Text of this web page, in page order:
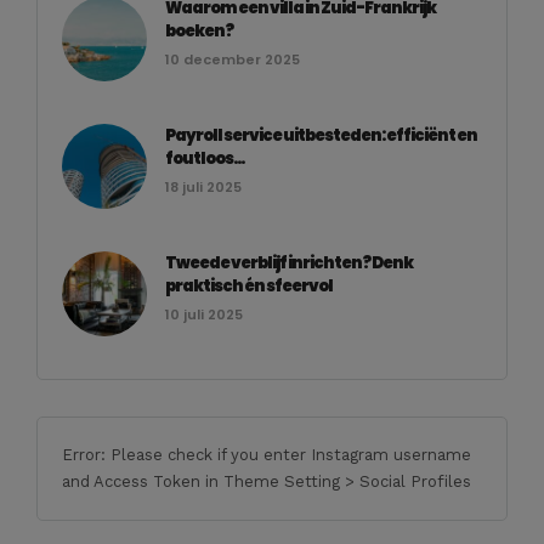
Waarom een villa in Zuid-Frankrijk
boeken?
10 december 2025
Payroll service uitbesteden: efficiënt en
foutloos...
18 juli 2025
Tweede verblijf inrichten? Denk
praktisch én sfeervol
10 juli 2025
Error: Please check if you enter Instagram username
and Access Token in Theme Setting > Social Profiles